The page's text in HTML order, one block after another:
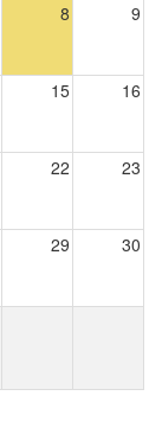
8 9
15 16
22 23
29 30